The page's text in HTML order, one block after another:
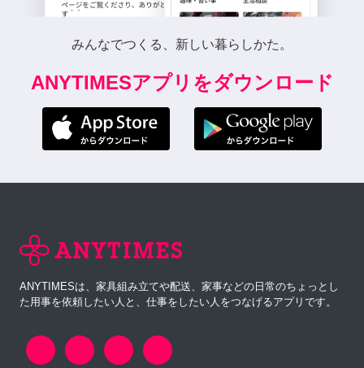
みんなでつくる、新しい暮らしかた。
ANYTIMESアプリをダウンロード
ANYTIMESは、家具組み立てや配送、家事などの日常のちょっとし
た用事を依頼したい人と、仕事をしたい人をつなげるアプリです。